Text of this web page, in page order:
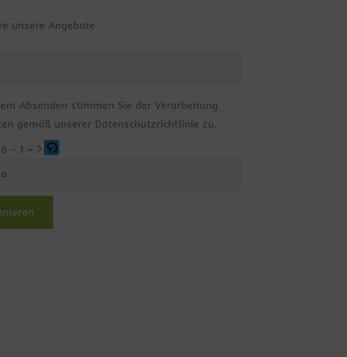
unsere Angebote
Absenden stimmen Sie der Verarbeitung
gemäß unserer Datenschutzrichtlinie zu.
6 - 1 = ?